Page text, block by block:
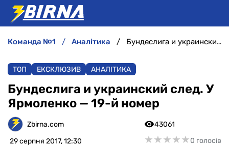
АНАЛІТИКА
ІНТЕРВ'Ю
РІЗНЕ
команда №1 аналітика Бундеслига и украинский след. У Ярмоленко — 19-й номер
ТОП ЕКСКЛЮЗИВ АНАЛІТИКА
Бундеслига и украинский след. У
Ярмоленко — 19-й номер
Zbirna.com
29 серпня 2017, 12:30
43061
★★★★★
★★★★★0 голосів